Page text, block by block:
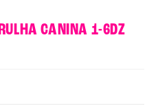
CANINA 1-6DZ